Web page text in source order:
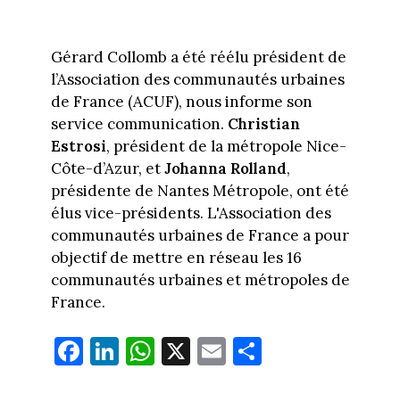
Gérard Collomb a été réélu président de
l’Association des communautés urbaines
de France (ACUF), nous informe son
service communication. Christian
Estrosi, président de la métropole Nice-
Côte-d’Azur, etJohanna Rolland,
présidente de Nantes Métropole, ont été
élus vice-présidents. L'Association des
communautés urbaines de France a pour
objectif de mettre en réseau les 16
communautés urbaines et métropoles de
France.
Fa
ce
Li
nk
W
ha
X E
m
Pa